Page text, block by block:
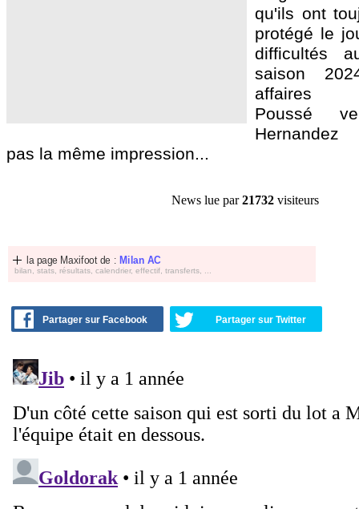
qu'ils ont
protégé le
difficultés
saison
affaires
Poussé
Hernandez
pas la même impression...
News lue par21732 visiteurs
la page Maxifoot de : Milan AC
bilan, stats, résultats, calendrier, effectif, transferts, ...
Partager sur Facebook Partager sur Twitter